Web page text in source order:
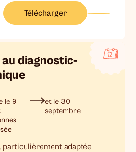
Télécharger
diagnostic-
le 9
et le 30
septembre
adaptée